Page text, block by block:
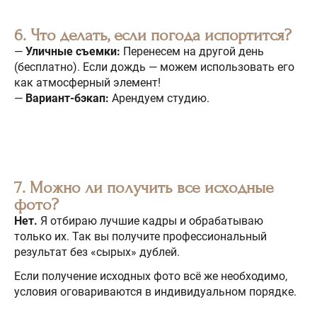
6. Что делать, если погода испортится?
— Уличные съемки: Перенесем на другой день
(бесплатно). Если дождь — можем использовать его
как атмосферный элемент!
— Вариант-бэкап: Арендуем студию.
7. Можно ли получить все исходные
фото?
Нет. Я отбираю лучшие кадры и обрабатываю
только их. Так вы получите профессиональный
результат без «сырых» дублей.
Если получение исходных фото всё же необходимо,
условия оговариваются в индивидуальном порядке.